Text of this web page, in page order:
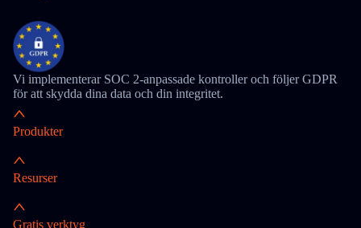
Vi implementerar SOC 2-anpassade kontroller och följer GDPR
för att skydda dina data och din integritet.
Produkter
Resurser
Gratis verktyg